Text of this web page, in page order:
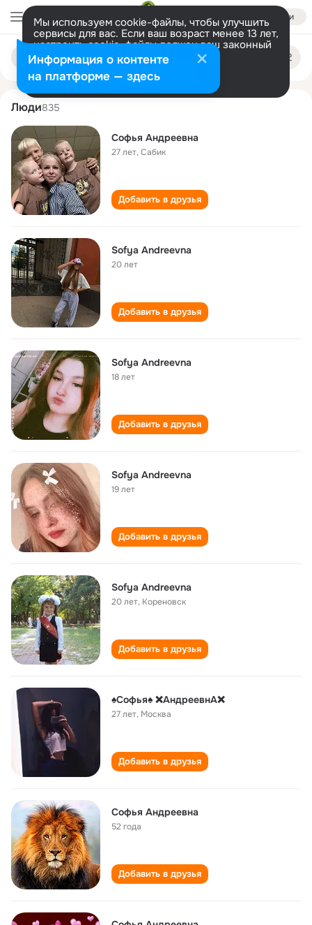
Войти
Мы используем cookie-файлы, чтобы улучшить
сервисы для вас. Если ваш возраст менее 13 лет,
настроить cookie-файлы должен ваш законный
представитель. Больше информации
Разрешить все Настроить
Поиск
людям
sofya andreevna
Люди835
Софья Андреевна
27 лет,Сабик
Добавить в друзья
Sofya Andreevna
20 лет
Добавить в друзья
Sofya Andreevna
18 лет
Добавить в друзья
Sofya Andreevna
19 лет
Добавить в друзья
Sofya Andreevna
20 лет, Кореновск
Добавить в друзья
♠Софья♠ ❌АндреевнА❌
27 лет, Москва
Добавить в друзья
Софья Андреевна
52 года
Добавить в друзья
Информация о контенте
на платформе — здесь